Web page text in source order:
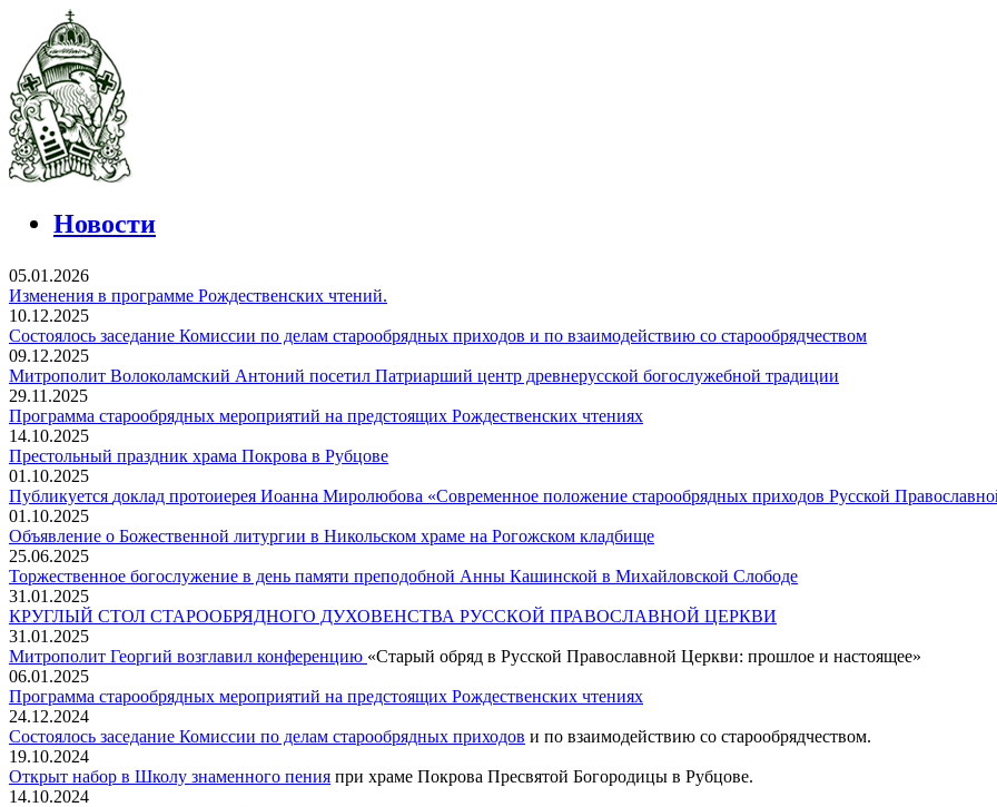
Новости
05.01.2026
Изменения в программе Рождественских чтений.
10.12.2025
Состоялось заседание Комиссии по делам старообрядных приходов и по взаимодействию со старообрядчеством
09.12.2025
Митрополит Волоколамский Антоний посетил Патриарший центр древнерусской богослужебной традиции
29.11.2025
Программа старообрядных мероприятий на предстоящих Рождественских чтениях
14.10.2025
Престольный праздник храма Покрова в Рубцове
01.10.2025
Публикуется доклад протоиерея Иоанна Миролюбова «Современное положение старообрядных приходов Русской
01.10.2025
Объявление о Божественной литургии в Никольском храме на Рогожском кладбище
25.06.2025
Торжественное богослужение в день памяти преподобной Анны Кашинской в Михайловской Слободе
31.01.2025
КРУГЛЫЙ СТОЛ СТАРООБРЯДНОГО ДУХОВЕНСТВА РУССКОЙ ПРАВОСЛАВНОЙ ЦЕРКВИ
31.01.2025
Митрополит Георгий возглавил конференцию «Старый обряд в Русской Православной Церкви: прошлое и настоящее»
06.01.2025
Программа старообрядных мероприятий на предстоящих Рождественских чтениях
24.12.2024
Состоялось заседание Комиссии по делам старообрядных приходов и по взаимодействию со старообрядчеством.
19.10.2024
Открыт набор в Школу знаменного пения при храме Покрова Пресвятой Богородицы в Рубцове.
14.10.2024